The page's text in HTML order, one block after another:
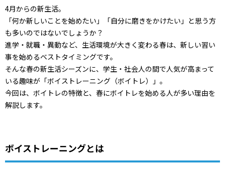
4月からの新生活。
「何か新しいことを始めたい」「自分に磨きをかけたい」と思う方
も多いのではないでしょうか？
進学・就職・異動など、生活環境が大きく変わる春は、新しい習い
事を始めるベストタイミングです。
そんな春の新生活シーズンに、学生・社会人の間で人気が高まって
いる趣味が「ボイストレーニング（ボイトレ）」。
今回は、ボイトレの特徴と、春にボイトレを始める人が多い理由を
解説します。
ボイストレーニングとは